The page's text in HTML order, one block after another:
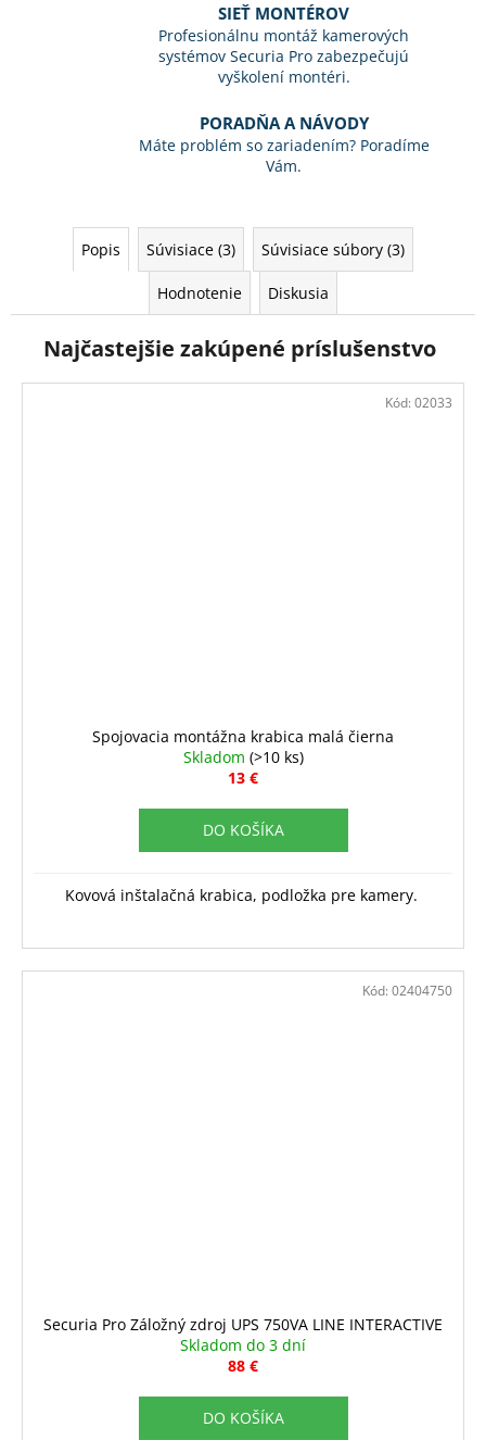
SIEŤ MONTÉROV
Profesionálnu montáž kamerových
systémov Securia Pro zabezpečujú
vyškolení montéri.
PORADŇA A NÁVODY
Máte problém so zariadením? Poradíme
Vám.
Popis Súvisiace (3) Súvisiace súbory (3)
Hodnotenie Diskusia
Najčastejšie zakúpené príslušenstvo
Spojovacia montážna krabica malá čierna
Skladom (>10 ks)
13 €
DO KOŠÍKA
Kovová inštalačná krabica, podložka pre kamery.
Kód: 02033
Securia Pro Záložný zdroj UPS 750VA LINE INTERACTIVE
Skladom do 3 dní
88 €
DO KOŠÍKA
Kód: 02404750